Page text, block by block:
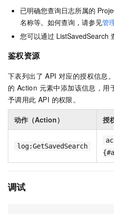
已明确您查询日志所属的
名称等。如何查询，请参见管
您可以通过 ListSavedSearch
鉴权资源
下表列出了 API 对应的授权信息
的 Action 元素中添加该信息，用
予调用此 API 的权限。
动作（Action） 授
log:GetSavedSearch
调试